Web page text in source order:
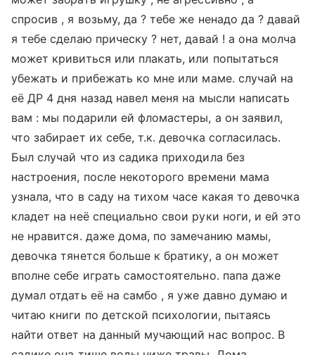
спросив , я возьму, да ? тебе же ненадо да ? давай
я тебе сделаю прическу ? нет, давай ! а она молча
может кривиться или плакать, или попытаться
убежать и прибежать ко мне или маме. случай на
её ДР 4 дня назад навел меня на мысли написать
вам : мы подарили ей фломастеры, а он заявил,
что забирает их себе, т.к. девочка согласилась.
Был случай что из садика приходила без
настроения, после некоторого времени мама
узнала, что в саду на тихом часе какая то девочка
кладет на неё специально свои руки ноги, и ей это
не нравится. даже дома, по замечанию мамы,
девочка тянется больше к братику, а он может
вполне себе играть самостоятельно. папа даже
думал отдать её на самбо , я уже давно думаю и
читаю книги по детской психологии, пытаясь
найти ответ на данный мучающий нас вопрос. В